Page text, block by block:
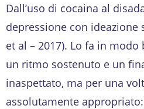
Dall’uso di cocaina al
depressione con ideazione
et al – 2017). Lo fa in
un ritmo sostenuto e un
inaspettato, ma per una
assolutamente